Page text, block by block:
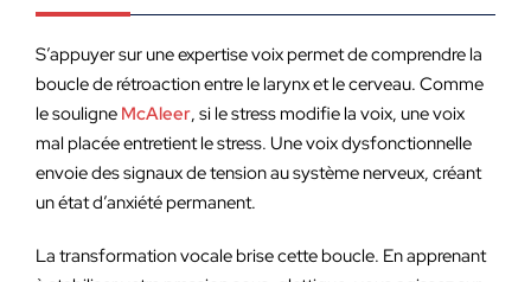
S’appuyer sur une expertise voix permet de comprendre la
boucle de rétroaction entre le larynx et le cerveau. Comme
le souligne McAleer, si le stress modifie la voix, une voix
mal placée entretient le stress. Une voix dysfonctionnelle
envoie des signaux de tension au système nerveux, créant
un état d’anxiété permanent.
La transformation vocale brise cette boucle. En apprenant